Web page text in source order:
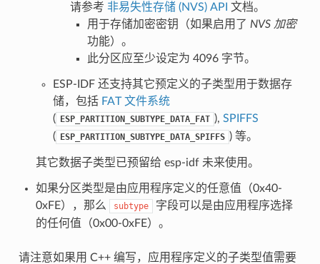
请参考 非易失性存储 (NVS) API 文档。
用于存储加密密钥（如果启用了 NVS 加密
功能）。
此分区应至少设定为 4096 字节。
ESP-IDF 还支持其它预定义的子类型用于数据存
储，包括 FAT 文件系统
( ESP_PARTITION_SUBTYPE_DATA_FAT ), SPIFFS
( ESP_PARTITION_SUBTYPE_DATA_SPIFFS ) 等。
其它数据子类型已预留给 esp-idf 未来使用。
如果分区类型是由应用程序定义的任意值（0x40-
0xFE），那么
subtype
字段可以是由应用程序选择
的任何值（0x00-0xFE）。
请注意如果用 C++ 编写，应用程序定义的子类型值需要